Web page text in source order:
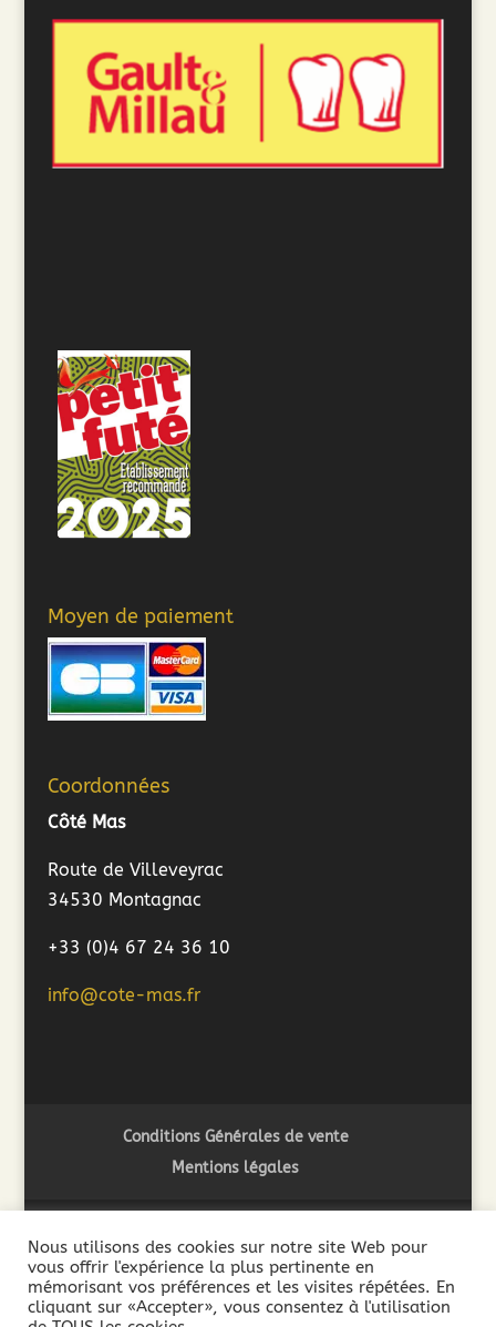
Moyen de paiement
Coordonnées
Côté Mas
Route de Villeveyrac
34530 Montagnac
+33 (0)4 67 24 36 10
info@cote-mas.fr
Conditions Générales de vente
Mentions légales
2018 ©Côté Mas - L'abus d'alcool est dangereux pour la
santé. A consommer avec modération - La vente de boissons
Nous utilisons des cookies sur notre site Web pour
vous offrir l'expérience la plus pertinente en
mémorisant vos préférences et les visites répétées. En
cliquant sur «Accepter», vous consentez à l'utilisation